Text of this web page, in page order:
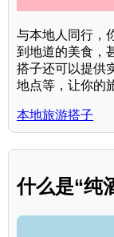
与本地人同行，
到地道的美食，
搭子还可以提供
地点等，让你的
本地旅游搭子
什么是“纯